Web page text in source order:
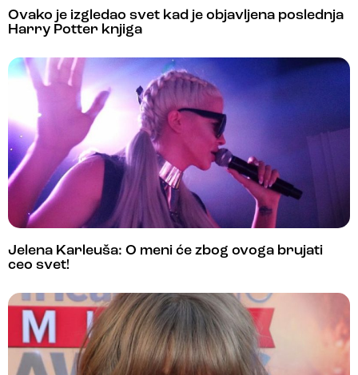
Ovako je izgledao svet kad je objavljena poslednja
Harry Potter knjiga
Jelena Karleuša: O meni će zbog ovoga brujati
ceo svet!